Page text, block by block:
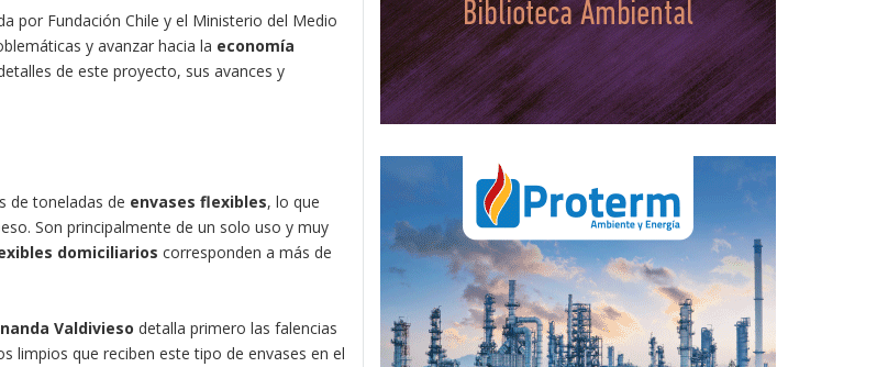
por Fundación Chile y el Ministerio del Medio
y avanzar hacia la economía
de este proyecto, sus avances y
de toneladas de envases flexibles, lo que
Son principalmente de un solo uso y muy
domiciliarios corresponden a más de
Valdivieso detalla primero las falencias
limpios que reciben este tipo de envases en el